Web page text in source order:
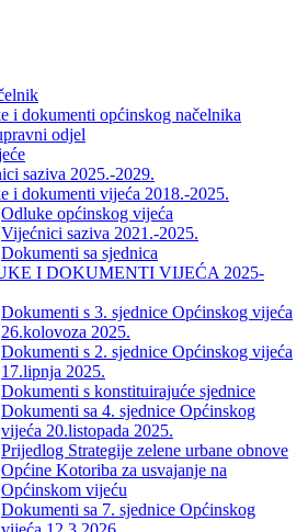
i dokumenti općinskog načelnika
odjel
saziva 2025.-2029.
i dokumenti vijeća 2018.-2025.
Odluke općinskog vijeća
Vijećnici saziva 2021.-2025.
Dokumenti sa sjednica
I DOKUMENTI VIJEĆA 2025-
Dokumenti s 3. sjednice Općinskog vijeća
26.kolovoza 2025.
Dokumenti s 2. sjednice Općinskog vijeća
17.lipnja 2025.
Dokumenti s konstituirajuće sjednice
Dokumenti sa 4. sjednice Općinskog
vijeća 20.listopada 2025.
Prijedlog Strategije zelene urbane obnove
Općine Kotoriba za usvajanje na
Općinskom vijeću
Dokumenti sa 7. sjednice Općinskog